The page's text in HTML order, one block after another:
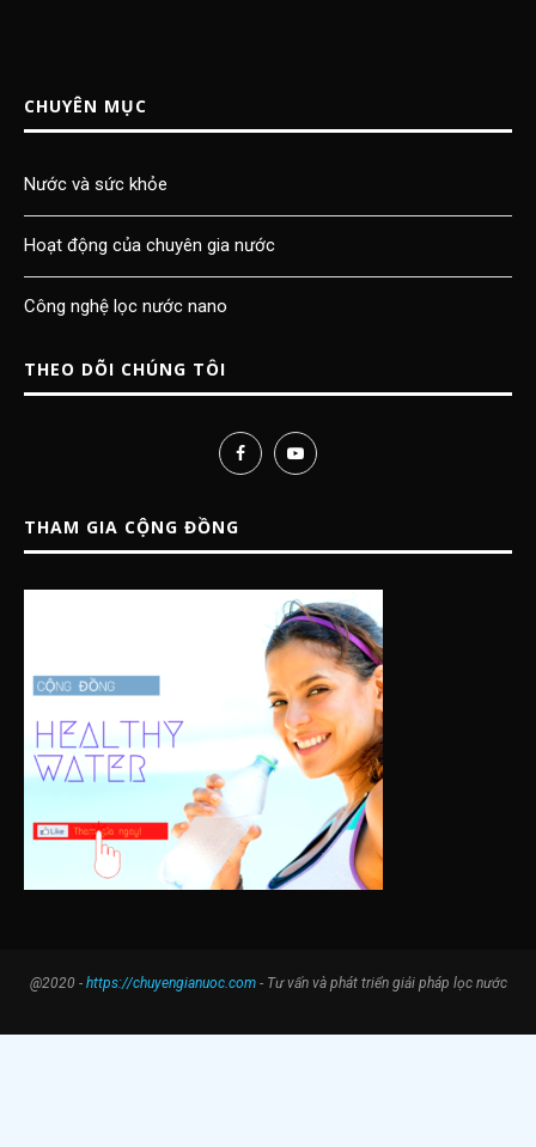
CHUYÊN MỤC
Nước và sức khỏe
Hoạt động của chuyên gia nước
Công nghệ lọc nước nano
THEO DÕI CHÚNG TÔI
THAM GIA CỘNG ĐỒNG
@2020 - https://chuyengianuoc.com- Tư vấn và phát triển giải pháp lọc nước